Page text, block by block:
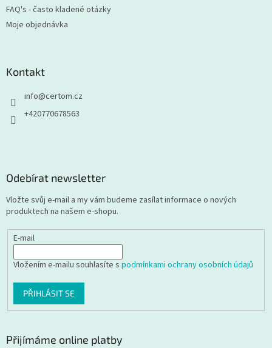
FAQ's - často kladené otázky
Moje objednávka
Kontakt
info@certom.cz
+420770678563
Odebírat newsletter
Vložte svůj e-mail a my vám budeme zasílat informace o nových
produktech na našem e-shopu.
E-mail
Vložením e-mailu souhlasíte s podmínkami ochrany osobních údajů
PŘIHLÁSIT SE
Přijímáme online platby